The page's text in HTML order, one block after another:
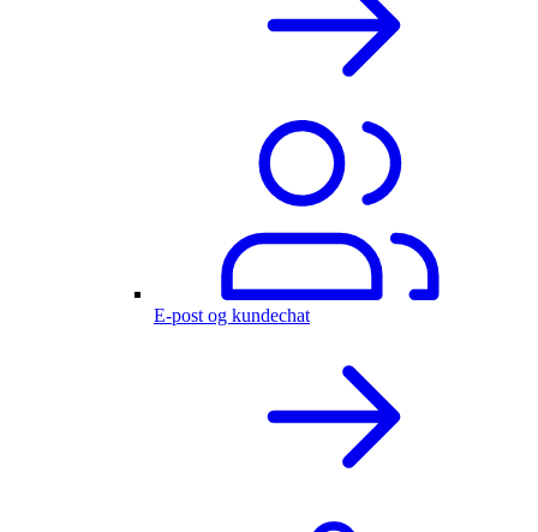
E-post og kundechat